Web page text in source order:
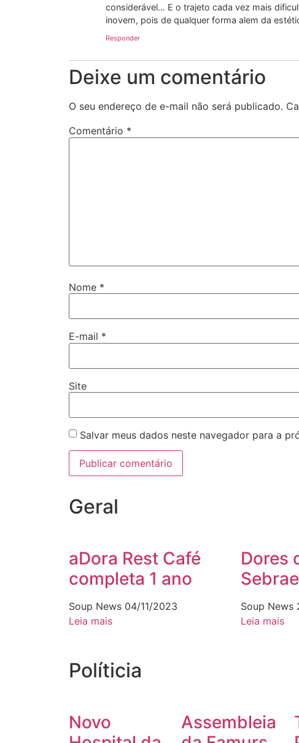
considerável… E o trajeto cada vez mais
inovem, pois de qualquer forma alem da
Responder
Deixe um comentário
O seu endereço de e-mail não será publicado.
Comentário *
Nome *
E-mail *
Site
Salvar meus dados neste navegador para a
Geral
aDora Rest Café
completa 1 ano
Soup News 04/11/2023
Leia mais
Dores
Sebrae
Soup News
Leia mais
Políticia
Novo
Assembleia